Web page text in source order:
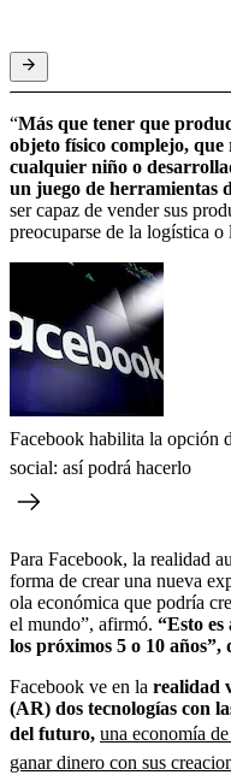
“Más que tener que
objeto físico complejo,
cualquier niño o
un juego de herramientas
ser capaz de vender sus
preocuparse de la logística o
Facebook habilita la opción
social: así podrá hacerlo
Para Facebook, la realidad
forma de crear una nueva
ola económica que podría
el mundo”, afirmó. “Esto es
los próximos 5 o 10 años”,
Facebook ve en la realidad
(AR) dos tecnologías con
del futuro, una economía
ganar dinero con sus